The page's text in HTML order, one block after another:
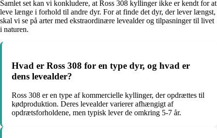
Samlet set kan vi konkludere, at Ross 308 kyllinger ikke er kendt for at
leve længe i forhold til andre dyr. For at finde det dyr, der lever længst,
skal vi se på arter med ekstraordinære levealder og tilpasninger til livet
i naturen.
Hvad er Ross 308 for en type dyr, og hvad er
dens levealder?
Ross 308 er en type af kommercielle kyllinger, der opdrættes til
kødproduktion. Deres levealder varierer afhængigt af
opdrætsforholdene, men typisk lever de omkring 5-7 år.